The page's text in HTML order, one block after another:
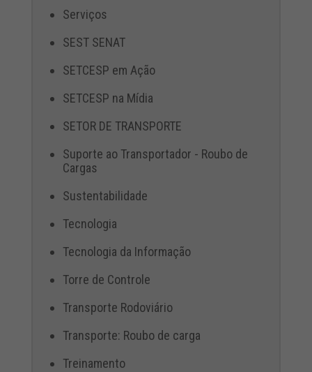
Serviços
SEST SENAT
SETCESP em Ação
SETCESP na Mídia
SETOR DE TRANSPORTE
Suporte ao Transportador - Roubo de
Cargas
Sustentabilidade
Tecnologia
Tecnologia da Informação
Torre de Controle
Transporte Rodoviário
Transporte: Roubo de carga
Treinamento